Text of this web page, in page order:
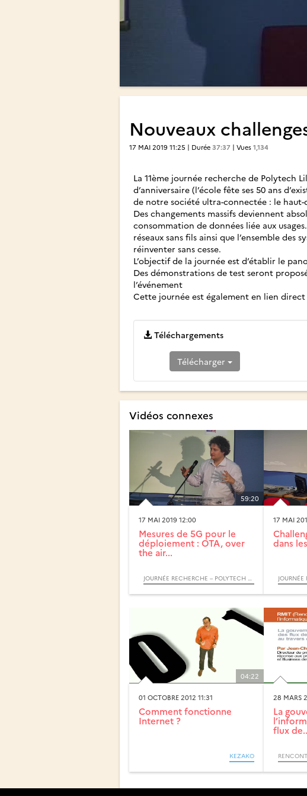
Nouveaux
17 MAI 2019 11:25 | Durée 37:37 | Vues 1,134
La 11ème journée recherche de Polytech
d’anniversaire (l’école fête ses 50 ans
de notre société ultra-connectée : le
Des changements massifs deviennent
consommation de données liée aux
réseaux sans fils ainsi que l’ensemble des
réinventer sans cesse.
L’objectif de la journée est d’établir le
Des démonstrations de test seront
l’événement
Cette journée est également en lien direct
Téléchargements
Télécharger
Vidéos connexes
59:20
17 MAI 2019 12:00
Mesures de 5G pour le
déploiement : OTA, over
the air...
JOURNÉE RECHERCHE – POLYTECH LILLE : LE TRÈS HAUT DÉBIT PARTOUT : QUELLES TECHNOLOGIES POUR DEMAIN ?
17 MAI
dans
04:22
01 OCTOBRE 2012 11:31
Comment fonctionne
Internet ?
KEZAKO
28 MARS
La
flux